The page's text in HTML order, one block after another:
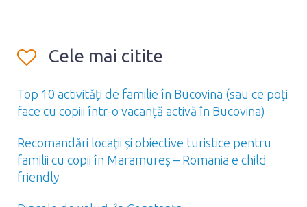
Cele mai citite
Top 10 activități de familie în Bucovina (sau ce poți
face cu copiii într-o vacanță activă în Bucovina)
Recomandări locaţii și obiective turistice pentru
familii cu copii în Maramureș – Romania e child
friendly